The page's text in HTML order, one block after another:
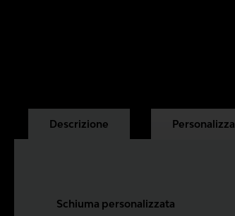
Descrizione
Schiuma personalizzata